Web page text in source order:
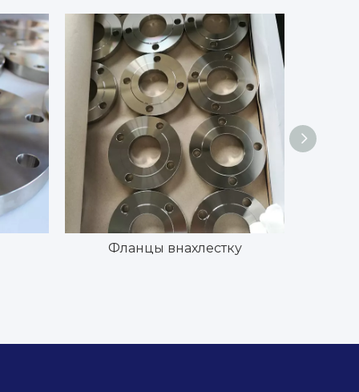
Фланцы внахлестку